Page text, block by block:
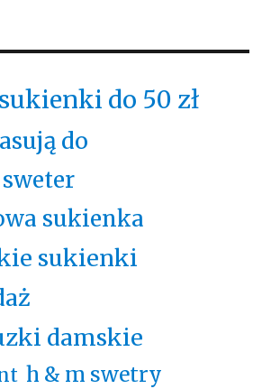
do 50 zł
do
sukienka
sukienki
damskie
h & m swetry